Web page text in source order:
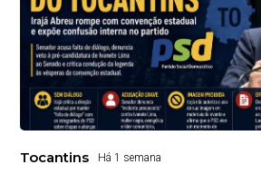
Tocantins Há 1 semana